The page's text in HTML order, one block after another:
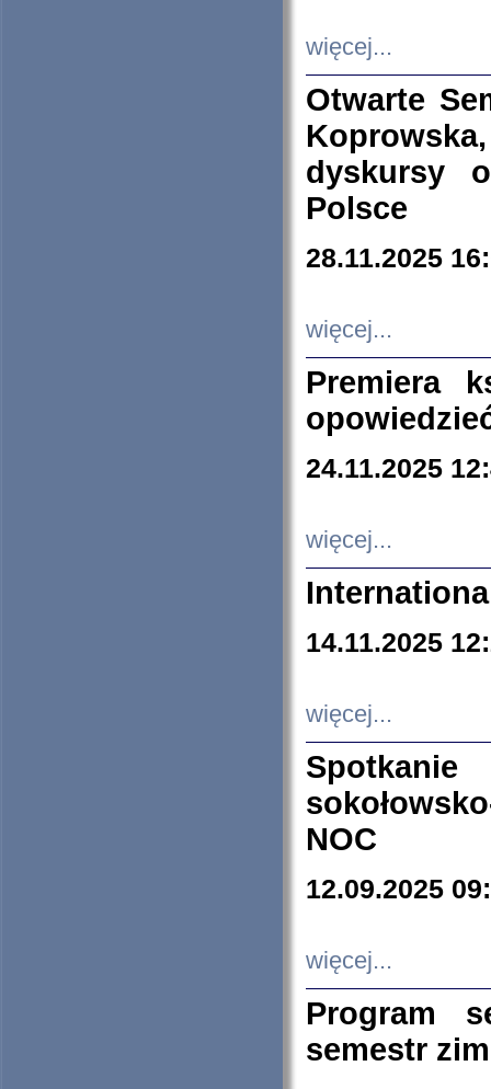
więcej...
Otwarte
dyskursy
Polsce
28.11.2025
więcej...
Premiera
24.11.2025
więcej...
14.11.2025
więcej...
NOC
12.09.2025
więcej...
Program
semestr